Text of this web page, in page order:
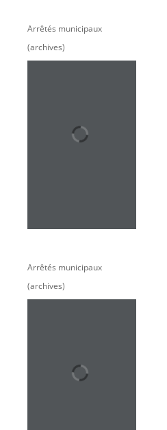
Arrêtés municipaux
(archives)
Arrêtés municipaux
(archives)